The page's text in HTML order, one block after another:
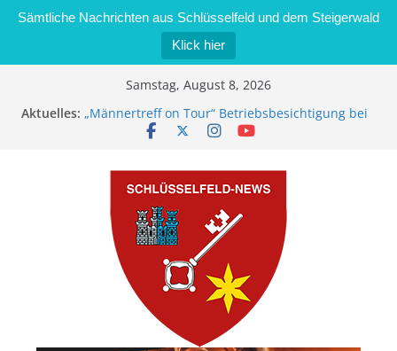
Sämtliche Nachrichten aus Schlüsselfeld und dem Steigerwald
Klick hier
Samstag, August 8, 2026
Aktuelles: „Männertreff on Tour“ Betriebsbesichtigung bei
der Schreinerei Zimmermann GmbH
Brand in Sägewerk in Bernroth schnell unter
Kontrolle
Stadt Schlüsselfeld bietet Online-Anmeldung für
Kindergartenplätze an
Dieseldiebstahl im Wert von 600 Euro